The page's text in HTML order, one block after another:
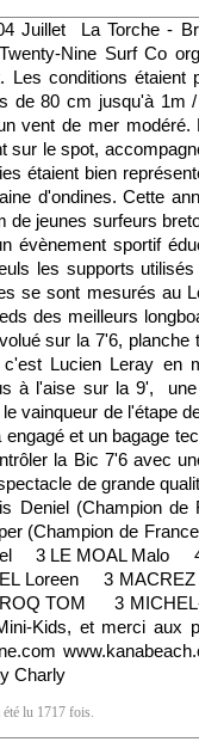
Juillet La Torche -
Nine Surf Co
Les conditions
de 80 cm jusqu'à 1m
vent de mer
sur le spot,
étaient bien
d'ondines. Cette
de jeunes surfeurs
évènement sportif
les supports
se sont mesurés au
des meilleurs
sur la 7'6, planche
Lucien Leray en
à l'aise sur la 9', une
vainqueur de l'étape
et un bagage
la Bic 7'6 avec
de grande
Deniel (Champion
(Champion de
3 LE MOAL Malo 4
Loreen 3
TOM 3 MICHEL-
Kids, et merci
Charly
été lu 1717 fois.